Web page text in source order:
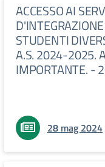
ACCESSO AI
STUDENTI
A.S. 2024-2025.
IMPORTANTE. -
28 mag 2024